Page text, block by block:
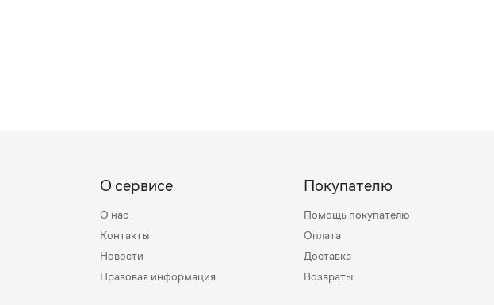
О сервисе
О нас
Контакты
Новости
Правовая информация
Покупателю
Помощь покупателю
Оплата
Доставка
Возвраты